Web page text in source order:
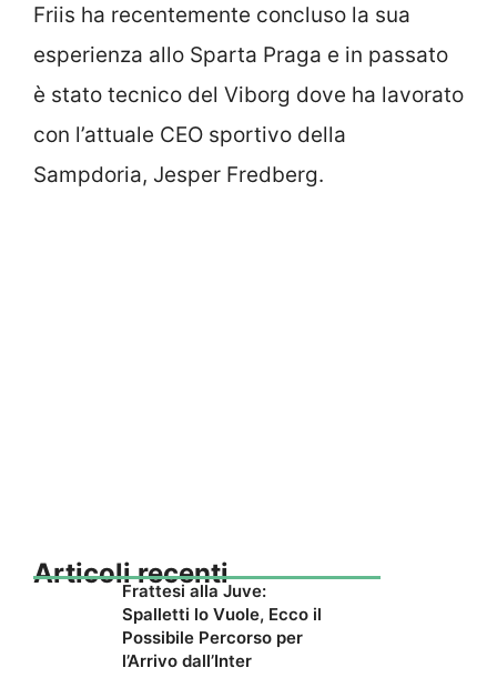
Friis ha recentemente concluso la sua
esperienza allo Sparta Praga e in passato
è stato tecnico del Viborg dove ha lavorato
con l’attuale CEO sportivo della
Sampdoria, Jesper Fredberg.
Articoli recenti
Frattesi alla Juve:
Spalletti lo Vuole, Ecco il
Possibile Percorso per
l’Arrivo dall’Inter